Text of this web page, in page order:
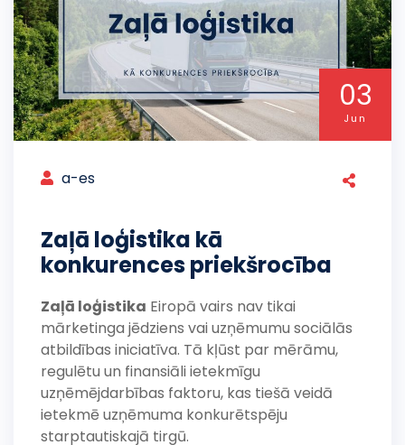
a-es
03
Jun
Zaļā loģistika kā
konkurences priekšrocība
Zaļā loģistika Eiropā vairs nav tikai
mārketinga jēdziens vai uzņēmumu sociālās
atbildības iniciatīva. Tā kļūst par mērāmu,
regulētu un finansiāli ietekmīgu
uzņēmējdarbības faktoru, kas tiešā veidā
ietekmē uzņēmuma konkurētspēju
starptautiskajā tirgū.